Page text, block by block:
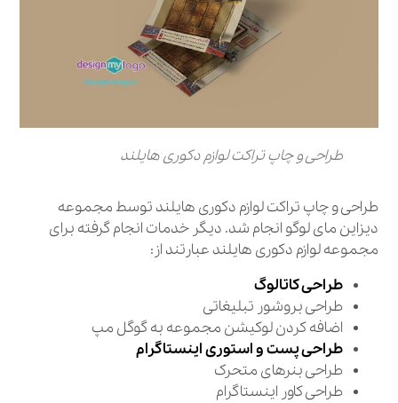
طراحی و چاپ تراکت لوازم دکوری هایلند
طراحی و چاپ تراکت لوازم دکوری هایلند توسط مجموعه
دیزاین مای لوگو انجام شد. دیگر خدمات انجام گرفته برای
مجموعه لوازم دکوری هایلند عبارتند از:
طراحی کاتالوگ
طراحی بروشور تبلیغاتی
اضافه کردن لوکیشن مجموعه به گوگل مپ
طراحی پست و استوری اینستاگرام
طراحی بنرهای متحرک
طراحی کاور اینستاگرام